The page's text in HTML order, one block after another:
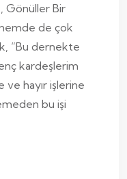
Gönüller Bir
de çok
“Bu dernekte
kardeşlerim
ve hayır işlerine
bu işi